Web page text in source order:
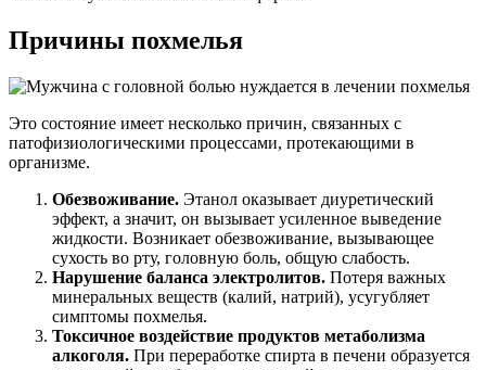
Причины похмелья
Это состояние имеет несколько причин, связанных с
патофизиологическими процессами, протекающими в
организме.
Обезвоживание. Этанол оказывает диуретический
эффект, а значит, он вызывает усиленное выведение
жидкости. Возникает обезвоживание, вызывающее
сухость во рту, головную боль, общую слабость.
Нарушение баланса электролитов. Потеря важных
минеральных веществ (калий, натрий), усугубляет
симптомы похмелья.
Токсичное воздействие продуктов метаболизма
алкоголя. При переработке спирта в печени образуется